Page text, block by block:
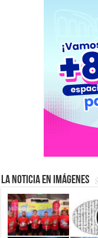
La Noticia en Imágenes